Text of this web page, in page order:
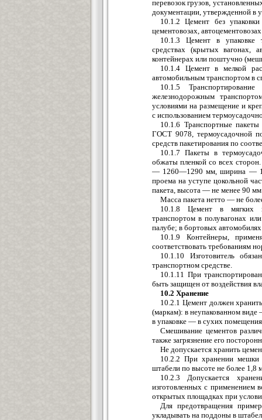
перевозок грузов,
документации, утвержденной в
10.1.2 Цемент без
цементовозах,
10.1.3 Цемент в упаковке
средствах (крытых вагонах,
контейнерах или поштучно
10.1.4 Цемент в мелкой
автомобильным транспортом в
10.1.5
железнодорожным
условиями на размещение и
с использованием
10.1.6 Транспортные
ГОСТ 9078, термоусадочной
средств пакетирования по
10.1.7 Пакеты в
обжаты пленкой со всех
— 1260—1290 мм, ширина —
проема на уступе цокольной
пакета, высота — не менее 90
Масса пакета нетто — не
10.1.8 Цемент в мягких
транспортом в полувагонах
палубе; в бортовых
10.1.9 Контейнеры,
соответствовать требованиям
10.1.10 Изготовитель
транспортном средстве.
10.1.11 При
быть защищен от воздействия
10.2 Хранение
10.2.1 Цемент должен
(маркам): в неупакованном виде
в упаковке — в сухих
Смешивание цементов
также загрязнение его
Не допускается хранить
10.2.2 При хранении
штабели по высоте не более 1,8
10.2.3 Допускается
изготовленных с применением
открытых площадках при
Для предотвращения
укладывать на поддоны в